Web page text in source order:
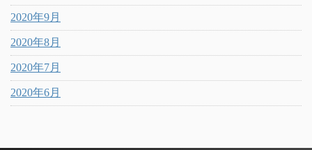
2020年9月
2020年8月
2020年7月
2020年6月